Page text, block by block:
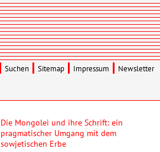
Die Mongolei und ihre Schrift: ein
pragmatischer Umgang mit dem
sowjetischen Erbe
Suchen Sitemap Impressum Newsletter